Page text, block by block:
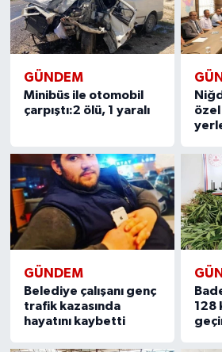
GÜNDEM
Minibüs ile otomobil
çarpıştı:2 ölü, 1 yaralı
GÜNDEM
Belediye çalışanı genç
trafik kazasında
hayatını kaybetti
128